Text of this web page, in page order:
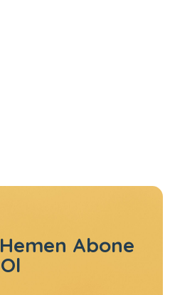
Hemen Abone
Ol